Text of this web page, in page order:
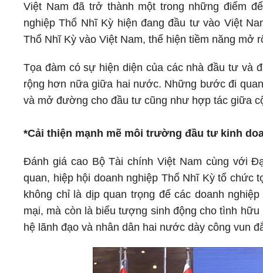
Việt Nam đã trở thành một trong những điểm
nghiệp Thổ Nhĩ Kỳ hiện đang đầu tư vào Việt
Thổ Nhĩ Kỳ vào Việt Nam, thể hiện tiềm năng mở
Tọa đàm có sự hiện diện của các nhà đầu tư và
rộng hơn nữa giữa hai nước. Những bước đi
và mở đường cho đầu tư cũng như hợp tác giữa
*Cải thiện mạnh mẽ môi trường đầu tư kinh
Đánh giá cao Bộ Tài chính Việt Nam cùng với
quan, hiệp hội doanh nghiệp Thổ Nhĩ Kỳ tổ chức
không chỉ là dịp quan trọng để các doanh
mại, mà còn là biểu tượng sinh động cho tình
hệ lãnh đạo và nhân dân hai nước dày công vun